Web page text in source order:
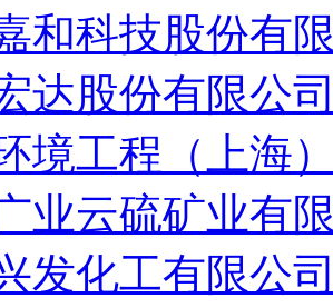
和科技股份有
达股份有限公
境工程（上海
业云硫矿业有
发化工有限公